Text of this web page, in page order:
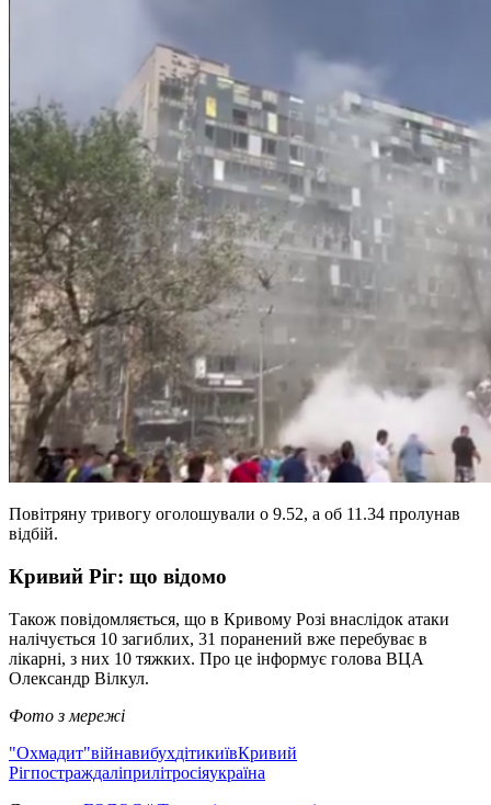
Повітряну тривогу оголошували о 9.52, а об 11.34 пролунав
відбій.
Кривий Ріг: що відомо
Також повідомляється, що в Кривому Розі внаслідок атаки
налічується 10 загиблих, 31 поранений вже перебуває в
лікарні, з них 10 тяжких. Про це інформує голова ВЦА
Олександр Вілкул.
Фото з мережі
"Охмадит"війнавибухдітикиївКривий
Рігпостраждаліприлітросіяукраїна